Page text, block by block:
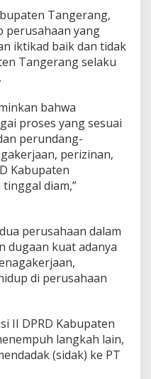
Tangerang,
perusahaan yang
iktikad baik dan tidak
Tangerang selaku
bahwa
proses yang sesuai
perundang-
perizinan,
Kabupaten
diam,”
perusahaan dalam
dugaan kuat adanya
di perusahaan
II DPRD Kabupaten
langkah lain,
(sidak) ke PT